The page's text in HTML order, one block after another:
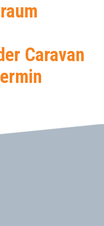
Caravan